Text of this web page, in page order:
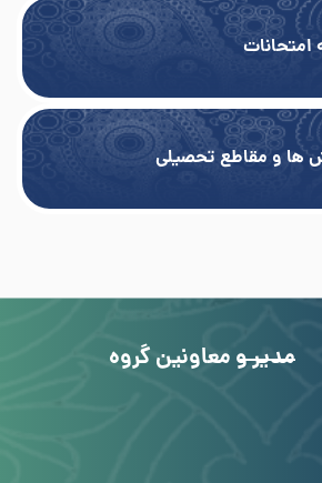
امتحانات
ها و مقاطع تحصیلی
مدیر و معاونین گروه